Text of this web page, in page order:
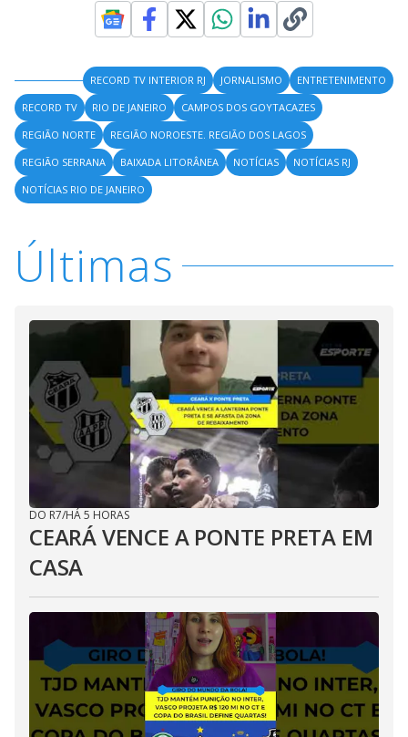
RECORD TV INTERIOR RJ JORNALISMO
ENTRETENIMENTO
RECORD TV
RIO DE JANEIRO
CAMPOS DOS GOYTACAZES
REGIÃO NORTE
REGIÃO NOROESTE. REGIÃO DOS LAGOS
REGIÃO SERRANA
BAIXADA LITORÂNEA NOTÍCIAS
NOTÍCIAS RJ
NOTÍCIAS RIO DE JANEIRO
Últimas
DO R7/HÁ 5 HORAS
CEARÁ VENCE A PONTE PRETA EM
CASA